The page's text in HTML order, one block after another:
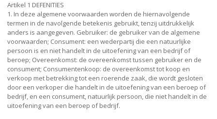
Artikel 1 DEFENITIES
1. In deze algemene voorwaarden worden de hiernavolgende
termen in de navolgende betekenis gebruikt, tenzij uitdrukkelijk
anders is aangegeven. Gebruiker: de gebruiker van de algemene
voorwaarden; Consument: een wederpartij die een natuurlijke
persoon is en niet handelt in de uitoefening van een bedrijf of
beroep; Overeenkomst: de overeenkomst tussen gebruiker en de
consument; Consumentenkoop: de overeenkomst tot koop en
verkoop met betrekking tot een roerende zaak, die wordt gesloten
door een verkoper die handelt in de uitoefening van een beroep of
bedrijf, en een consument, natuurlijk persoon, die niet handelt in de
uitoefening van een beroep of bedrijf.